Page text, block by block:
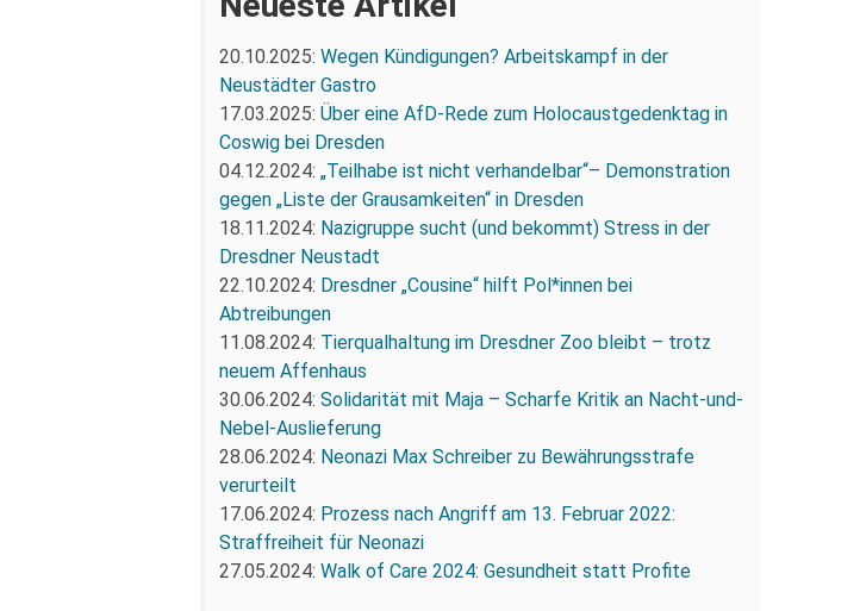
20.10.2025: Wegen Kündigungen? Arbeitskampf in der
Neustädter Gastro
17.03.2025: Über eine AfD-Rede zum Holocaustgedenktag in
Coswig bei Dresden
04.12.2024: „Teilhabe ist nicht verhandelbar“– Demonstration
gegen „Liste der Grausamkeiten“ in Dresden
18.11.2024: Nazigruppe sucht (und bekommt) Stress in der
Dresdner Neustadt
22.10.2024: Dresdner „Cousine“ hilft Pol*innen bei
Abtreibungen
11.08.2024: Tierqualhaltung im Dresdner Zoo bleibt – trotz
neuem Affenhaus
30.06.2024: Solidarität mit Maja – Scharfe Kritik an Nacht-und-
Nebel-Auslieferung
28.06.2024: Neonazi Max Schreiber zu Bewährungsstrafe
verurteilt
17.06.2024: Prozess nach Angriff am 13. Februar 2022:
Straffreiheit für Neonazi
27.05.2024: Walk of Care 2024: Gesundheit statt Profite